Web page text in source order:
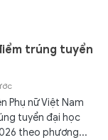
trúng tuyển
Phụ nữ Việt Nam
tuyển đại học
theo phương...